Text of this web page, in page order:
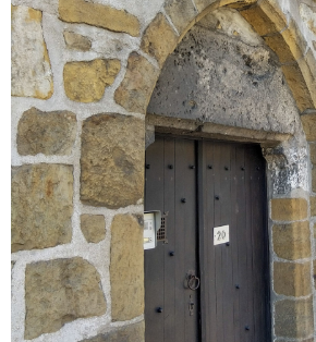
VOIR LE BIEN